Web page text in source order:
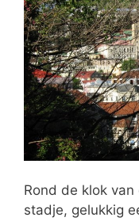
Rond de klok
stadje, gelukkig